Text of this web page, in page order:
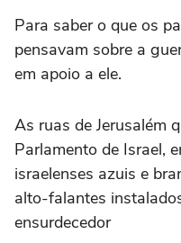
Para saber o que os
pensavam sobre a
em apoio a ele.
As ruas de Jerusalém
Parlamento de Israel,
israelenses azuis e
alto-falantes
ensurdecedor